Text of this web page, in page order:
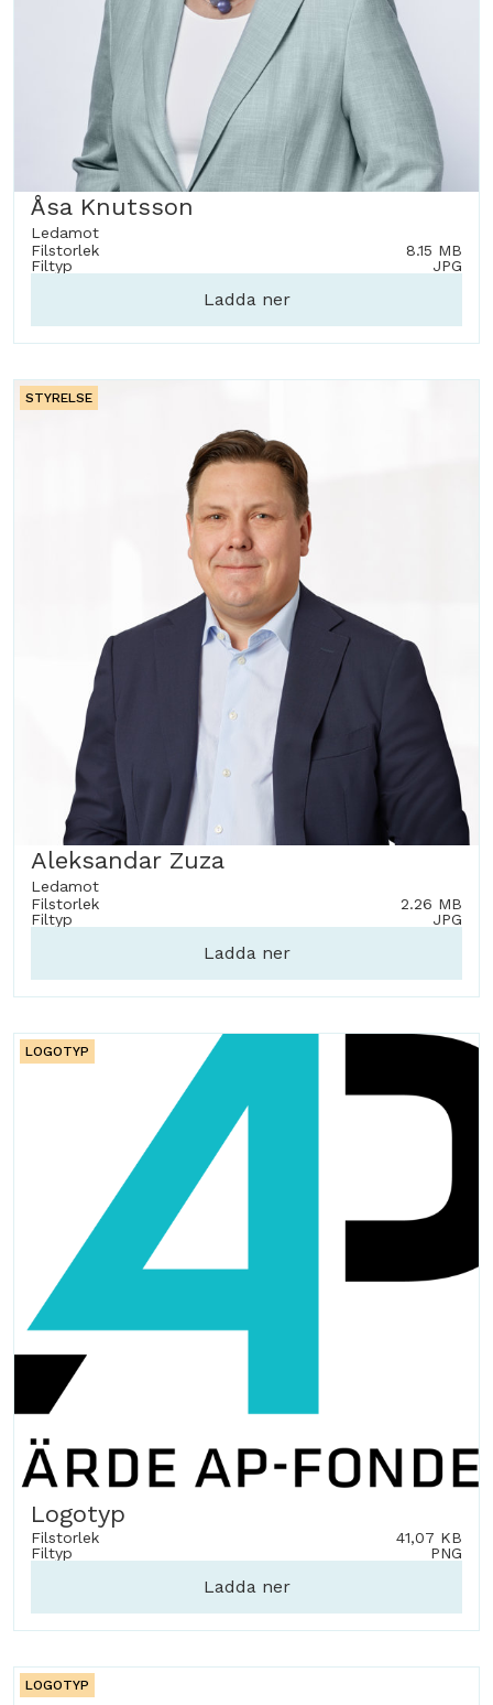
Åsa Knutsson
Ledamot
Filstorlek
8.15 MB
Filtyp
JPG
Ladda ner
STYRELSE
Aleksandar Zuza
Ledamot
Filstorlek
2.26 MB
Filtyp
JPG
Ladda ner
LOGOTYP
Logotyp
Filstorlek
41,07 KB
Filtyp
PNG
Ladda ner
LOGOTYP